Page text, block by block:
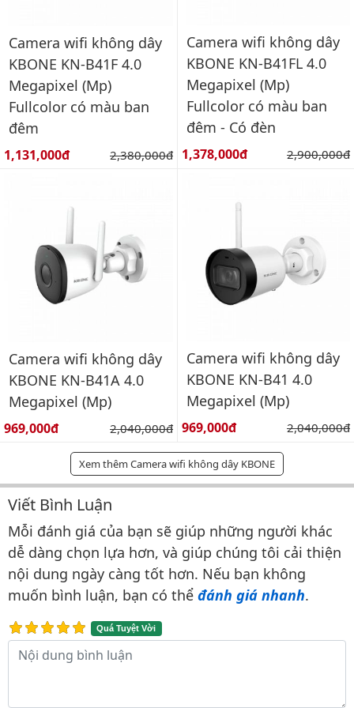
Camera wifi không dây
KBONE KN-B41F 4.0
Megapixel (Mp)
Fullcolor có màu ban
đêm
Giá bán:
1,131,000đ Giá gốc:
2,380,000đ
Camera wifi không dây
KBONE KN-B41FL 4.0
Megapixel (Mp)
Fullcolor có màu ban
đêm - Có đèn
Giá bán:
1,378,000đ Giá gốc:
2,900,000đ
Camera wifi không dây
KBONE KN-B41A 4.0
Megapixel (Mp)
Giá bán:
969,000đ Giá gốc:
2,040,000đ
Camera wifi không dây
KBONE KN-B41 4.0
Megapixel (Mp)
Giá bán:
969,000đ Giá gốc:
2,040,000đ
Xem thêm Camera wifi không dây KBONE
Bình luận & Đánh giá
Viết Bình Luận
Mỗi đánh giá của bạn sẽ giúp những người khác
dễ dàng chọn lựa hơn, và giúp chúng tôi cải thiện
nội dung ngày càng tốt hơn. Nếu bạn không
muốn bình luận, bạn có thể đánh giá nhanh.
Quá Tuyệt Vời
Nội dung bình luận